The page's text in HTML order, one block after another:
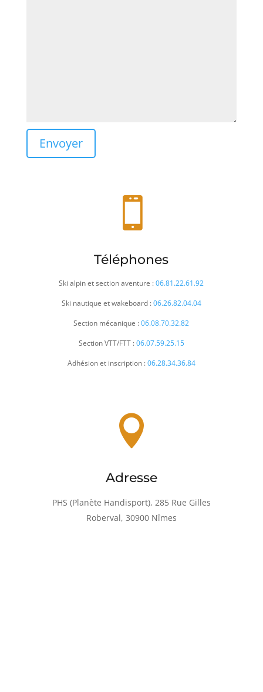
Envoyer

Téléphones
Ski alpin et section aventure :06.81.22.61.92
Ski nautique et wakeboard :06.26.82.04.04
Section mécanique :06.08.70.32.82
Section VTT/FTT :06.07.59.25.15
Adhésion et inscription :06.28.34.36.84

Adresse
PHS (Planète Handisport), 285 Rue Gilles
Roberval, 30900 Nîmes